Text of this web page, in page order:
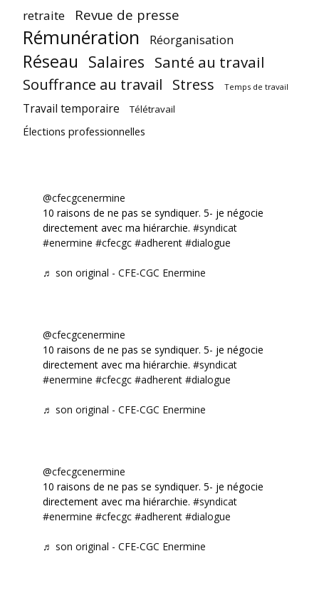
retraite Revue de presse
Rémunération Réorganisation
Réseau Salaires Santé au travail
Souffrance au travail Stress Temps de travail
Travail temporaire Télétravail
Élections professionnelles
@cfecgcenermine
10 raisons de ne pas se syndiquer. 5- je négocie
directement avec ma hiérarchie. #syndicat
#enermine #cfecgc #adherent #dialogue
♬ son original - CFE-CGC Enermine
@cfecgcenermine
10 raisons de ne pas se syndiquer. 5- je négocie
directement avec ma hiérarchie. #syndicat
#enermine #cfecgc #adherent #dialogue
♬ son original - CFE-CGC Enermine
@cfecgcenermine
10 raisons de ne pas se syndiquer. 5- je négocie
directement avec ma hiérarchie. #syndicat
#enermine #cfecgc #adherent #dialogue
♬ son original - CFE-CGC Enermine